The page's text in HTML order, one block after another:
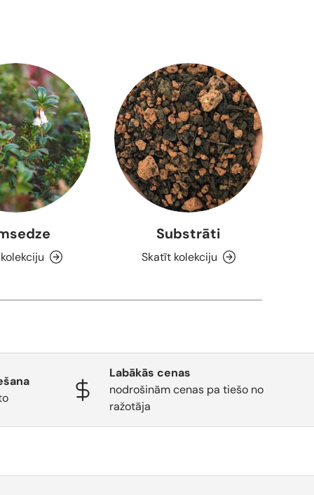
Substrāti
Skatīt kolekciju
Labākās cenas
nodrošinām cenas pa tiešo no
ražotāja